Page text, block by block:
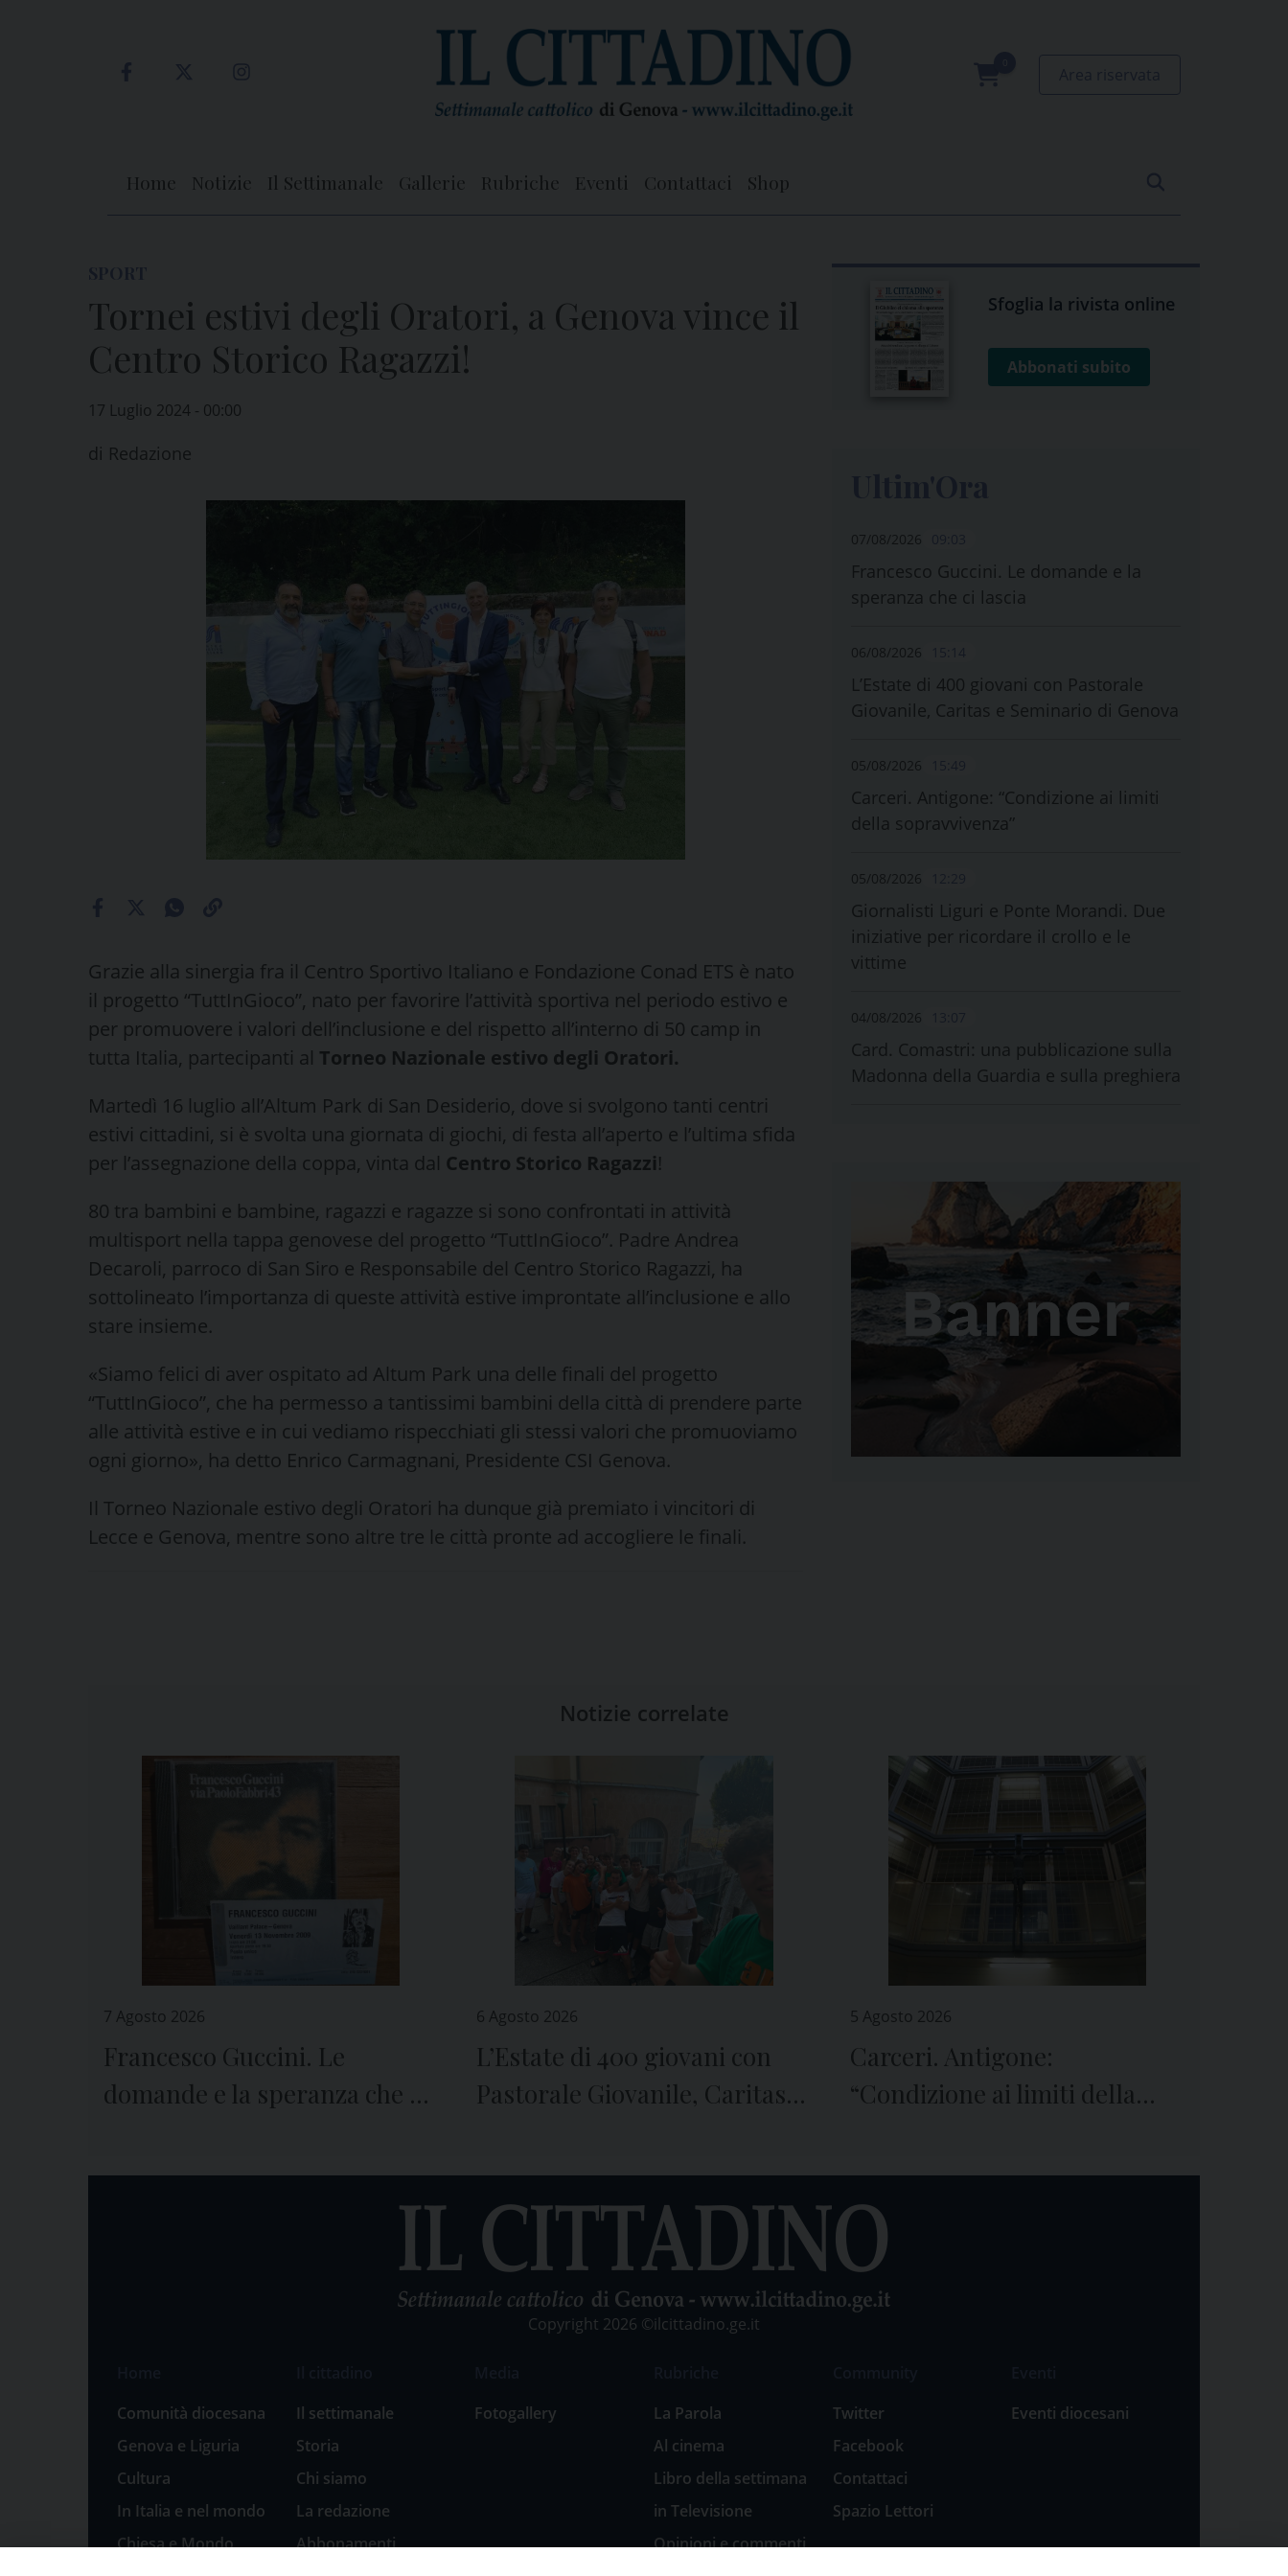
Home Notizie Il Settimanale Gallerie Rubriche Eventi Contattaci Shop
Tornei estivi degli Oratori, a Genova vince il
Centro Storico Ragazzi!
17 Luglio 2024 - 00:00
di Redazione
Grazie alla sinergia fra il Centro Sportivo Italiano e Fondazione Conad ETS è nato
il progetto “TuttInGioco”, nato per favorire l’attività sportiva nel periodo estivo e
per promuovere i valori dell’inclusione e del rispetto all’interno di 50 camp in
tutta Italia, partecipanti al Torneo Nazionale estivo degli Oratori.
Martedì 16 luglio all’Altum Park di San Desiderio, dove si svolgono tanti centri
estivi cittadini, si è svolta una giornata di giochi, di festa all’aperto e l’ultima sfida
per l’assegnazione della coppa, vinta dal Centro Storico Ragazzi!
80 tra bambini e bambine, ragazzi e ragazze si sono confrontati in attività
multisport nella tappa genovese del progetto “TuttInGioco”. Padre Andrea
Decaroli, parroco di San Siro e Responsabile del Centro Storico Ragazzi, ha
sottolineato l’importanza di queste attività estive improntate all’inclusione e allo
stare insieme.
«Siamo felici di aver ospitato ad Altum Park una delle finali del progetto
“TuttInGioco”, che ha permesso a tantissimi bambini della città di prendere parte
alle attività estive e in cui vediamo rispecchiati gli stessi valori che promuoviamo
ogni giorno», ha detto Enrico Carmagnani, Presidente CSI Genova.
Il Torneo Nazionale estivo degli Oratori ha dunque già premiato i vincitori di
Lecce e Genova, mentre sono altre tre le città pronte ad accogliere le finali.
Sfoglia la rivista online
Abbonati subito
07/08/2026
Francesco Guccini. Le domande e la
speranza che ci lascia
06/08/2026
L’Estate di 400 giovani con Pastorale
Giovanile, Caritas e Seminario di Genova
05/08/2026
Carceri. Antigone: “Condizione ai limiti
della sopravvivenza”
05/08/2026
Giornalisti Liguri e Ponte Morandi. Due
iniziative per ricordare il crollo e le
vittime
04/08/2026
Card. Comastri: una pubblicazione sulla
Madonna della Guardia e sulla preghiera
Notizie correlate
7 Agosto 2026
Francesco Guccini. Le
domande e la speranza che ci
6 Agosto 2026
L’Estate di 400 giovani con
Pastorale Giovanile, Caritas e
5 Agosto 2026
Carceri. Antigone:
“Condizione ai limiti della
Copyright 2026 ©ilcittadino.ge.it
Comunità diocesana
Genova e Liguria
Cultura
In Italia e nel mondo
Chiesa e Mondo
Il settimanale
Storia
Chi siamo
La redazione
Abbonamenti
Fotogallery
La Parola
Al cinema
Libro della settimana
in Televisione
Opinioni e commenti
Twitter
Facebook
Contattaci
Spazio Lettori
Eventi diocesani